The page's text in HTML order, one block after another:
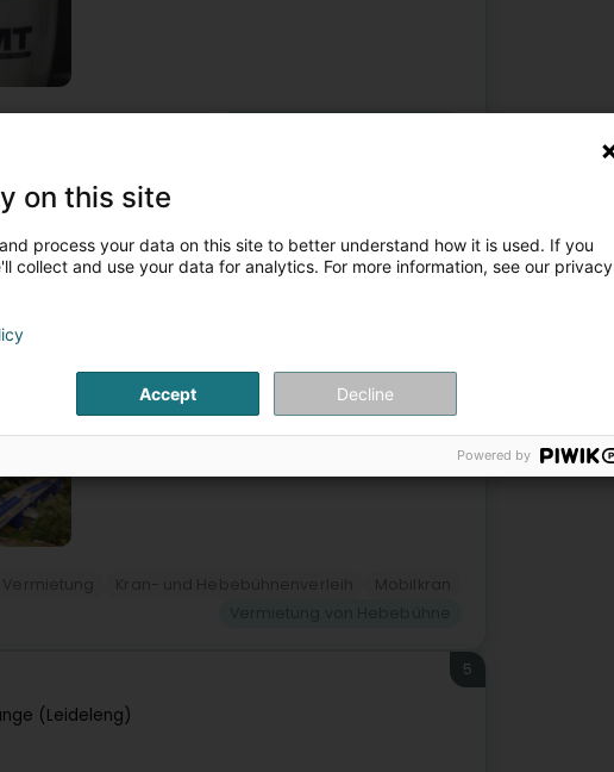
Parmi elles, figure aussi la plus grande grue
AC 500/2 de 500 tonnes - entrée en service en avril
(Leideleng)
5
on this site
process your data on this site to better understand how it is used. If you
collect and use your data for analytics. For more information, see our privacy
Accept Decline
Powered by